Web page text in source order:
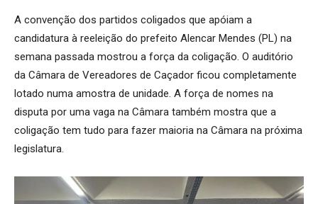
A convenção dos partidos coligados que apóiam a
candidatura à reeleição do prefeito Alencar Mendes (PL) na
semana passada mostrou a força da coligação. O auditório
da Câmara de Vereadores de Caçador ficou completamente
lotado numa amostra de unidade. A força de nomes na
disputa por uma vaga na Câmara também mostra que a
coligação tem tudo para fazer maioria na Câmara na próxima
legislatura.